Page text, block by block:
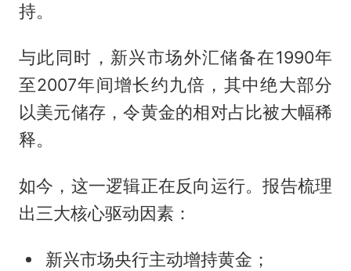
持。
与此同时，新兴市场外汇储备在1990年
至2007年间增长约九倍，其中绝大部分
以美元储存，令黄金的相对占比被大幅稀
释。
如今，这一逻辑正在反向运行。报告梳理
出三大核心驱动因素：
新兴市场央行主动增持黄金；